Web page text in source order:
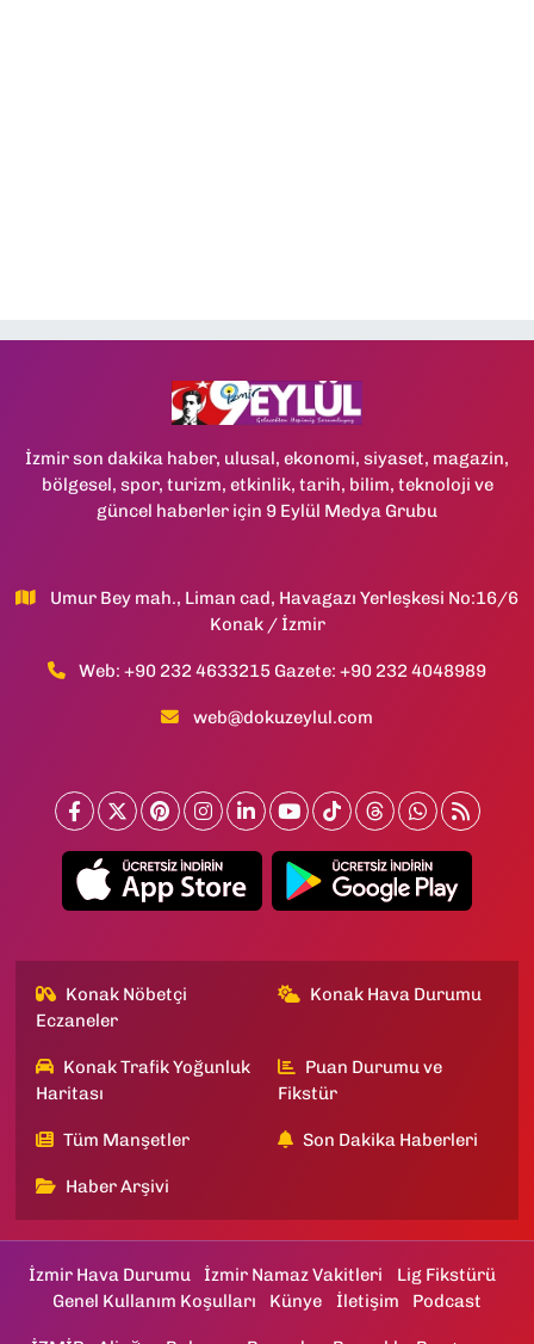
İzmir son dakika haber, ulusal, ekonomi, siyaset, magazin,
bölgesel, spor, turizm, etkinlik, tarih, bilim, teknoloji ve
güncel haberler için 9 Eylül Medya Grubu
Umur Bey mah., Liman cad, Havagazı Yerleşkesi No:16/6
Konak / İzmir
Web: +90 232 4633215 Gazete: +90 232 4048989
web@dokuzeylul.com
Konak Nöbetçi
Eczaneler
Konak Hava Durumu
Konak Trafik Yoğunluk
Haritası
Puan Durumu ve
Fikstür
Tüm Manşetler Son Dakika Haberleri
Haber Arşivi
İzmir Hava Durumu İzmir Namaz Vakitleri
Lig Fikstürü
Genel Kullanım Koşulları
Künye İletişim Podcast